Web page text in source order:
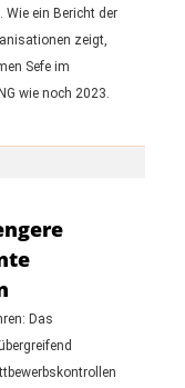
Wie ein Bericht der
zeigt,
Sefe im
wie noch 2023.
Das